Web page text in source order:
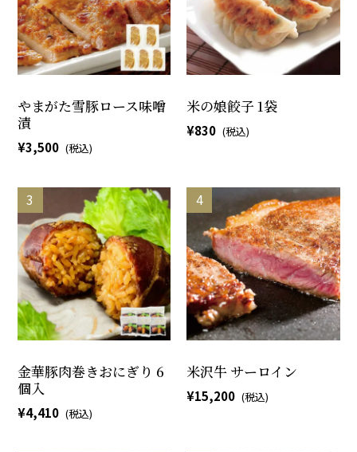
やまがた雪豚ロース味噌
漬
3,500
米の娘餃子 1袋
830
金華豚肉巻きおにぎり 6
個入
4,410
米沢牛 サーロイン
15,200